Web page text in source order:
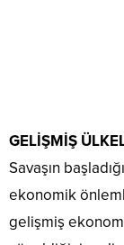
GELİŞMİŞ
Savaşın
ekonomik
gelişmiş